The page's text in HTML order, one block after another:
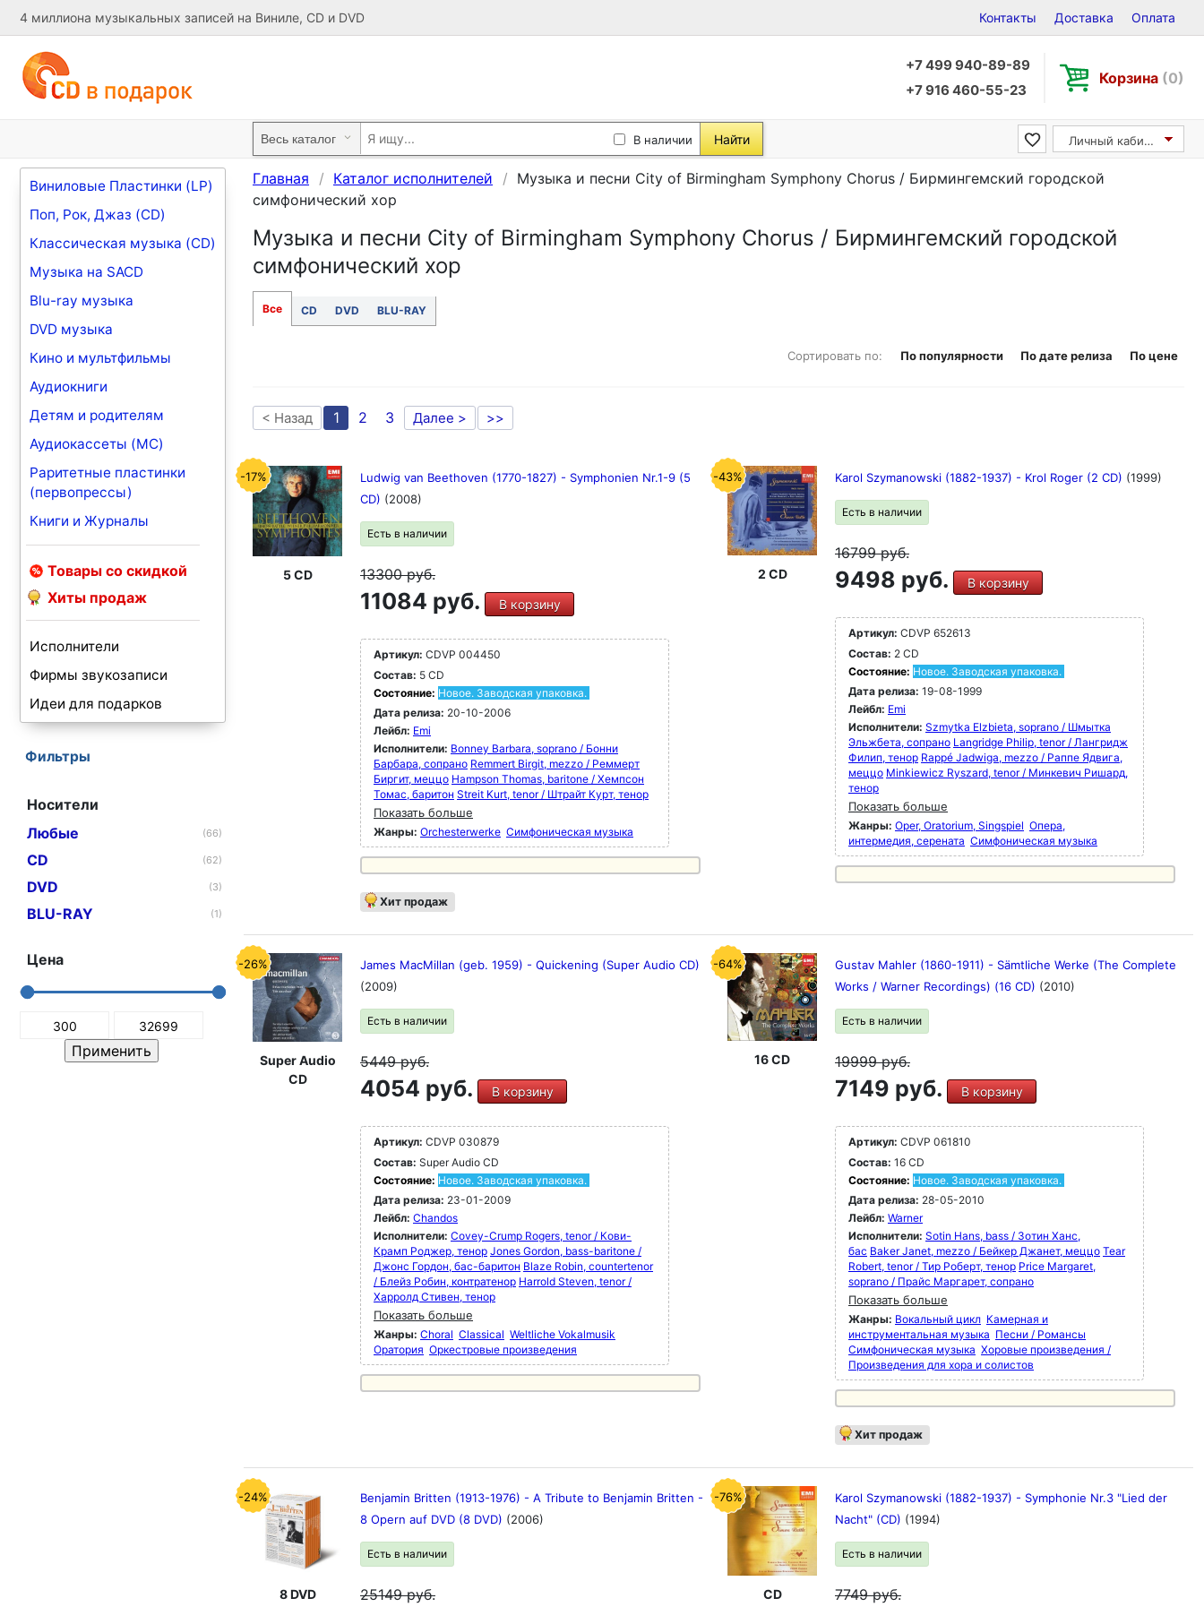
4 миллиона музыкальных записей на Виниле, CD и DVD Контакты Доставка Оплата
+7 499 940-89-89
+7 916 460-55-23
Корзина (0)
В наличии Найти Личный кабинет
Виниловые Пластинки (LP)
Поп, Рок, Джаз (CD)
Классическая музыка (CD)
Музыка на SACD
Blu-ray музыка
DVD музыка
Кино и мультфильмы
Аудиокниги
Детям и родителям
Аудиокассеты (MC)
Раритетные пластинки
(первопрессы)
Книги и Журналы
Товары со скидкой
Хиты продаж
Исполнители
Фирмы звукозаписи
Идеи для подарков
Фильтры
Носители
Любые
(66)
CD (62)
DVD (3)
BLU-RAY (1)
Цена
Главная Каталог исполнителей
Музыка и песни City of Birmingham Symphony Chorus / Бирмингемский городской
симфонический хор
Музыка и песни City of Birmingham Symphony Chorus / Бирмингемский городской
симфонический хор
Все CD DVD BLU-RAY
Сортировать по: По популярности По дате релиза По цене
< Назад 1 2 3 Далее > >>
-17%
5 CD
Ludwig van Beethoven (1770-1827) - Symphonien Nr.1-9 (5
CD) (2008)
Есть в наличии
13300руб.
11084 руб. В корзину
Артикул: CDVP 004450
Состав: 5 CD
Состояние: Новое. Заводская упаковка.
Дата релиза: 20-10-2006
Лейбл: Emi
Исполнители: Bonney Barbara, soprano / Бонни
Барбара, сопрано Remmert Birgit, mezzo / Реммерт
Биргит, меццо Hampson Thomas, baritone / Хемпсон
Томас, баритон Streit Kurt, tenor / Штрайт Курт, тенор
Показать больше
Жанры: Orchesterwerke Симфоническая музыка
Хит продаж
-43%
2 CD
Karol Szymanowski (1882-1937) - Krol Roger (2 CD) (1999)
Есть в наличии
16799руб.
9498 руб. В корзину
Артикул: CDVP 652613
Состав: 2 CD
Состояние: Новое. Заводская упаковка.
Дата релиза: 19-08-1999
Лейбл: Emi
Исполнители: Szmytka Elzbieta, soprano / Шмытка
Эльжбета, сопрано Langridge Philip, tenor / Лангридж
Филип, тенор Rappé Jadwiga, mezzo / Раппе Ядвига,
меццо Minkiewicz Ryszard, tenor / Минкевич Ришард,
тенор
Показать больше
Жанры: Oper, Oratorium, Singspiel Опера,
интермедия, серената Симфоническая музыка
-26%
Super Audio
CD
James MacMillan (geb. 1959) - Quickening (Super Audio CD)
(2009)
Есть в наличии
5449руб.
4054 руб. В корзину
Артикул: CDVP 030879
Состав: Super Audio CD
Состояние: Новое. Заводская упаковка.
Дата релиза: 23-01-2009
Лейбл: Chandos
Исполнители: Covey-Crump Rogers, tenor / Кови-
Крамп Роджер, тенор Jones Gordon, bass-baritone /
Джонс Гордон, бас-баритон Blaze Robin, countertenor
/ Блейз Робин, контратенор Harrold Steven, tenor /
Харролд Стивен, тенор
Показать больше
Жанры: Choral Classical Weltliche Vokalmusik
Оратория Оркестровые произведения
-64%
16 CD
Gustav Mahler (1860-1911) - Sämtliche Werke (The Complete
Works / Warner Recordings) (16 CD) (2010)
Есть в наличии
19999руб.
7149 руб. В корзину
Артикул: CDVP 061810
Состав: 16 CD
Состояние: Новое. Заводская упаковка.
Дата релиза: 28-05-2010
Лейбл: Warner
Исполнители: Sotin Hans, bass / Зотин Ханс,
бас Baker Janet, mezzo / Бейкер Джанет, меццо Tear
Robert, tenor / Тир Роберт, тенор Price Margaret,
soprano / Прайс Маргарет, сопрано
Показать больше
Жанры: Вокальный цикл Камерная и
инструментальная музыка Песни / Романсы
Симфоническая музыка Хоровые произведения /
Произведения для хора и солистов
Хит продаж
-24%
8 DVD
Benjamin Britten (1913-1976) - A Tribute to Benjamin Britten -
8 Opern auf DVD (8 DVD) (2006)
Есть в наличии
25149руб.
-76%
CD
Karol Szymanowski (1882-1937) - Symphonie Nr.3 "Lied der
Nacht" (CD) (1994)
Есть в наличии
7749руб.